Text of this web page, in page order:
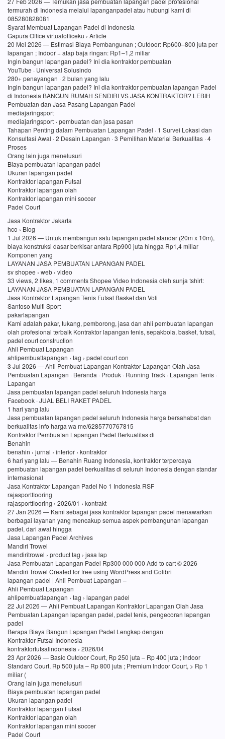
termurah di Indonesia melalui lapanganpadel atau hubungi kami di
085280828081
Syarat Membuat Lapangan Padel di Indonesia
Gapura Office virtualofficeku › Article
20 Mei 2026 — Estimasi Biaya Pembangunan ; Outdoor: Rp600–800 juta per
lapangan ; Indoor + atap baja ringan: Rp1–1,2 miliar
Ingin bangun lapangan padel? Ini dia kontraktor pembuatan
YouTube · Universal Solusindo
280+ penayangan · 2 bulan yang lalu
Ingin bangun lapangan padel? Ini dia kontraktor pembuatan lapangan Padel
di Indonesia BANGUN RUMAH SENDIRI VS JASA KONTRAKTOR? LEBIH
Pembuatan dan Jasa Pasang Lapangan Padel
mediajaringsport
mediajaringsport › pembuatan dan jasa pasan
Tahapan Penting dalam Pembuatan Lapangan Padel · 1 Survei Lokasi dan
Konsultasi Awal · 2 Desain Lapangan · 3 Pemilihan Material Berkualitas · 4
Proses
Orang lain juga menelusuri
Biaya pembuatan lapangan padel
Ukuran lapangan padel
Kontraktor lapangan Futsal
Kontraktor lapangan olah
Kontraktor lapangan mini soccer
Padel Court
Jasa Kontraktor Jakarta
hco › Blog
1 Jul 2026 — Untuk membangun satu lapangan padel standar (20m x 10m),
biaya konstruksi dasar berkisar antara Rp900 juta hingga Rp1,4 miliar
Komponen yang
LAYANAN JASA PEMBUATAN LAPANGAN PADEL
sv shopee › web › video
33 views, 2 likes, 1 comments Shopee Video Indonesia oleh sunja tshirt:
LAYANAN JASA PEMBUATAN LAPANGAN PADEL
Jasa Kontraktor Lapangan Tenis Futsal Basket dan Voli
Santoso Multi Sport
pakarlapangan
Kami adalah pakar, tukang, pemborong, jasa dan ahli pembuatan lapangan
olah profesional terbaik Kontraktor lapangan tenis, sepakbola, basket, futsal,
padel court construction
Ahli Pembuat Lapangan
ahlipembuatlapangan › tag › padel court con
3 Jul 2026 — Ahli Pembuat Lapangan Kontraktor Lapangan Olah Jasa
Pembuatan Lapangan · Beranda · Produk · Running Track · Lapangan Tenis ·
Lapangan
Jasa pembuatan lapangan padel seluruh Indonesia harga
Facebook · JUAL BELI RAKET PADEL
1 hari yang lalu
Jasa pembuatan lapangan padel seluruh Indonesia harga bersahabat dan
berkualitas info harga wa me/6285770767815
Kontraktor Pembuatan Lapangan Padel Berkualitas di
Benahin
benahin › jurnal › interior › kontraktor
6 hari yang lalu — Benahin Ruang Indonesia, kontraktor terpercaya
pembuatan lapangan padel berkualitas di seluruh Indonesia dengan standar
internasional
Jasa Kontraktor Lapangan Padel No 1 Indonesia RSF
rajasportflooring
rajasportflooring › 2026/01 › kontrakt
27 Jan 2026 — Kami sebagai jasa kontraktor lapangan padel menawarkan
berbagai layanan yang mencakup semua aspek pembangunan lapangan
padel, dari awal hingga
Jasa Lapangan Padel Archives
Mandiri Trowel
mandiritrowel › product tag › jasa lap
Jasa Pembuatan Lapangan Padel Rp300 000 000 Add to cart © 2026
Mandiri Trowel Created for free using WordPress and Colibri
lapangan padel | Ahli Pembuat Lapangan –
Ahli Pembuat Lapangan
ahlipembuatlapangan › tag › lapangan padel
22 Jul 2026 — Ahli Pembuat Lapangan Kontraktor Lapangan Olah Jasa
Pembuatan Lapangan lapangan padel, padel tenis, pengecoran lapangan
padel
Berapa Biaya Bangun Lapangan Padel Lengkap dengan
Kontraktor Futsal Indonesia
kontraktorfutsalindonesia › 2026/04
23 Apr 2026 — Basic Outdoor Court, Rp 250 juta – Rp 400 juta ; Indoor
Standard Court, Rp 500 juta – Rp 800 juta ; Premium Indoor Court, > Rp 1
miliar (
Orang lain juga menelusuri
Biaya pembuatan lapangan padel
Ukuran lapangan padel
Kontraktor lapangan Futsal
Kontraktor lapangan olah
Kontraktor lapangan mini soccer
Padel Court